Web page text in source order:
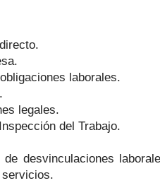
laborales.
legales.
del Trabajo.
desvinculaciones